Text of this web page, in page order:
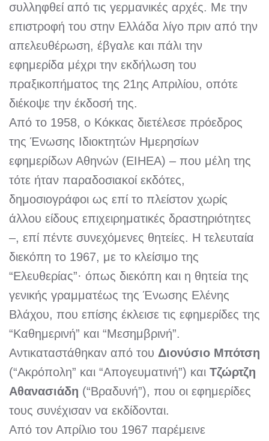
συλληφθεί από τις γερμανικές αρχές. Με την
επιστροφή του στην Ελλάδα λίγο πριν από την
απελευθέρωση, έβγαλε και πάλι την
εφημερίδα μέχρι την εκδήλωση του
πραξικοπήματος της 21ης Απριλίου, οπότε
διέκοψε την έκδοσή της.
Από το 1958, ο Κόκκας διετέλεσε πρόεδρος
της Ένωσης Ιδιοκτητών Ημερησίων
εφημερίδων Αθηνών (ΕΙΗΕΑ) – που μέλη της
τότε ήταν παραδοσιακοί εκδότες,
δημοσιογράφοι ως επί το πλείστον χωρίς
άλλου είδους επιχειρηματικές δραστηριότητες
–, επί πέντε συνεχόμενες θητείες. Η τελευταία
διεκόπη το 1967, με το κλείσιμο της
“Ελευθερίας”· όπως διεκόπη και η θητεία της
γενικής γραμματέως της Ένωσης Ελένης
Βλάχου, που επίσης έκλεισε τις εφημερίδες της
“Καθημερινή” και “Μεσημβρινή”.
Αντικαταστάθηκαν από του Διονύσιο Μπότση
(“Ακρόπολη” και “Απογευματινή”) και Τζώρτζη
Αθανασιάδη (“Βραδυνή”), που οι εφημερίδες
τους συνέχισαν να εκδίδονται.
Από τον Απρίλιο του 1967 παρέμεινε